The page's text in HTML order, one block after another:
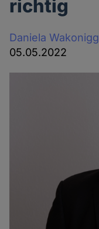
richtig
Daniela Wakonigg
05.05.2022